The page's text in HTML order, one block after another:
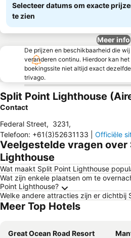
Selecteer datums om exacte
te zien
Meer info
De prijzen en beschikbaarheid die
veranderen continu. Hierdoor kan
boekingssite niet altijd exact
trivago.
Split Point Lighthouse
Contact
Federal Street, 3231,
Telefoon: +61(3)52631133 Officiële
Veelgestelde vragen over
Lighthouse
Wat maakt Split Point Lighthouse
Wat zijn enkele plaatsen om te
Point Lighthouse?
Welke andere attracties zijn er dichtbij
Meer Top Hotels
Great Ocean Road Resort